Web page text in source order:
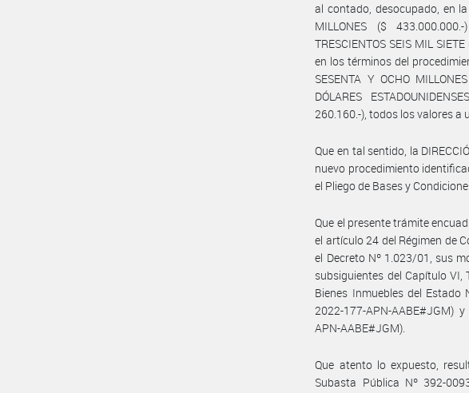
al contado, desocupado, en la
MILLONES ($
TRESCIENTOS SEIS MIL
en los términos del
SESENTA Y OCHO
DÓLARES
260.160.-), todos los valores a
Que en tal sentido, la
nuevo procedimiento
el Pliego de Bases y
Que el presente trámite
el artículo 24 del Régimen de
el Decreto Nº 1.023/01, sus
subsiguientes del Capítulo VI,
Bienes Inmuebles del Estado
2022-177-APN-AABE#JGM)
APN-AABE#JGM).
Que atento lo expuesto,
Subasta Pública Nº 392-